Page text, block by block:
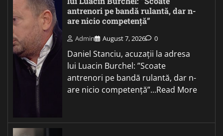
antrenori pe bandă rulantă, dar n-
are nicio competență”
Admin August 7, 2026 0
Daniel Stanciu, acuzații la adresa
lui Luacin Burchel: ”Scoate
antrenori pe bandă rulantă, dar n-
are nicio competență”...Read More